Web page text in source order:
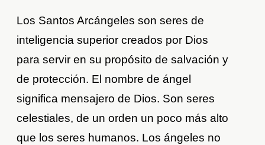
Los Santos Arcángeles son seres de
inteligencia superior creados por Dios
para servir en su propósito de salvación y
de protección. El nombre de ángel
significa mensajero de Dios. Son seres
celestiales, de un orden un poco más alto
que los seres humanos. Los ángeles no